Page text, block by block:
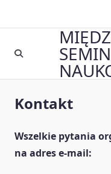
Kontakt
Wszelkie pytania
na adres e-mail: